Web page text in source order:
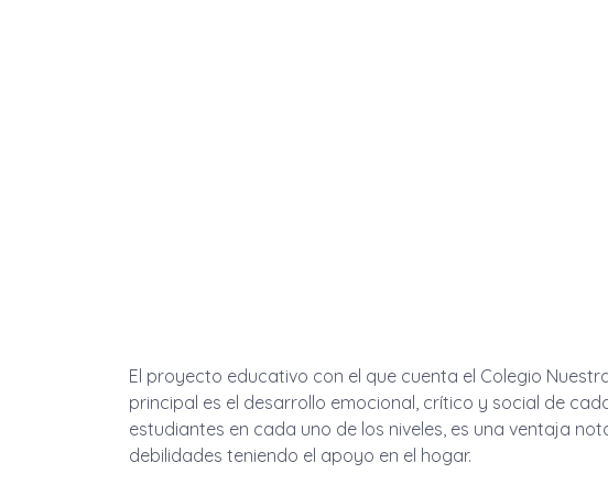
El proyecto educativo con el que cuenta el Colegio
principal es el desarrollo emocional, crítico y social de
estudiantes en cada uno de los niveles, es una ventaja
debilidades teniendo el apoyo en el hogar.